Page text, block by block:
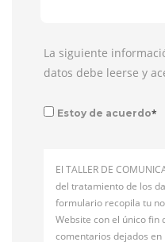
La siguiente
datos debe leerse y
Estoy de acuerdo*
El TALLER DE
del tratamiento de los
formulario recopila tu
Website con el único fin
comentarios dejados en